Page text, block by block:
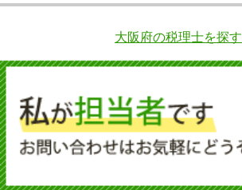
大阪府の税理士を探す